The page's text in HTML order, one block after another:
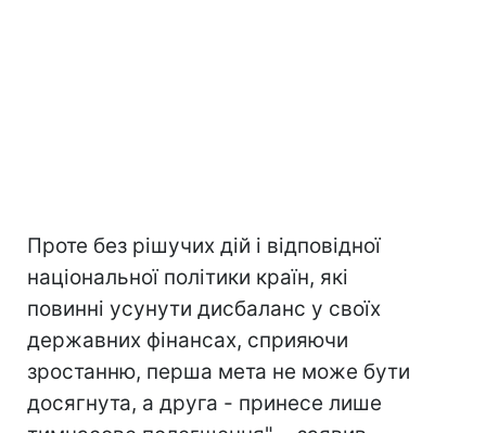
Проте без рішучих дій і відповідної
національної політики країн, які
повинні усунути дисбаланс у своїх
державних фінансах, сприяючи
зростанню, перша мета не може бути
досягнута, а друга - принесе лише